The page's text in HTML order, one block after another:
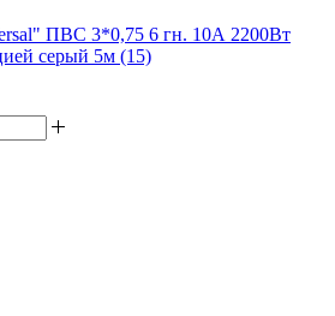
ПВС 3*0,75 6 гн. 10А 2200Вт
серый 5м (15)